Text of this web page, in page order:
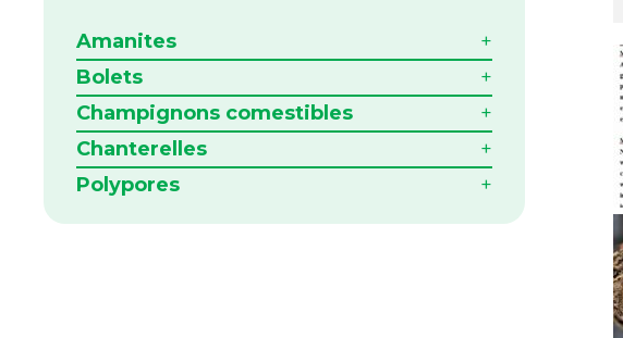
Amanites
Bolets
Champignons comestibles
Chanterelles
Polypores